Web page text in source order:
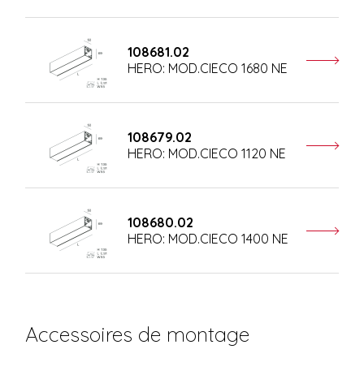
108681.02
HERO: MOD.CIECO 1680 NE
108679.02
HERO: MOD.CIECO 1120 NE
108680.02
HERO: MOD.CIECO 1400 NE
Accessoires de montage